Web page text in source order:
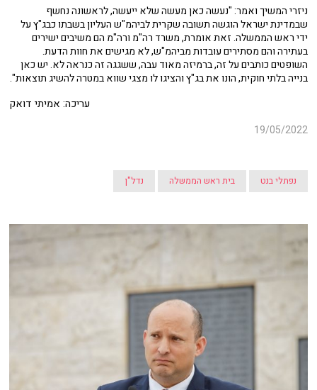
ניזרי המשיך ואמר: "נעשה כאן מעשה שלא ייעשה, לראשונה נחשף
שבמדינת ישראל הוגשה תשובה שקרית לביהמ"ש העליון בשבתו כבג"ץ על
ידי ראש הממשלה. זאת אומרת, משרד רה"מ ורה"מ הם משיבים ישירים
בעתירה והם מסתירים עובדות מביהמ"ש, לא מגישים את חוות הדעת.
השופטים כותבים על זה, ברמיזה מאוד עבה, ששגגה זה כנראה לא. יש כאן
בנייה בלתי חוקית, הונו את בג"ץ והציגו לו מצגי שווא במטרה להשיג תוצאות".
עריכה: אמיתי דואק
19/05/2022
נפתלי בנט בית ראש הממשלה נדל"ן